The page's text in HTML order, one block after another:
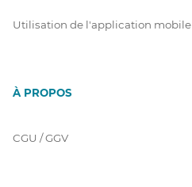
Utilisation de l'application mobile
À PROPOS
CGU / GGV